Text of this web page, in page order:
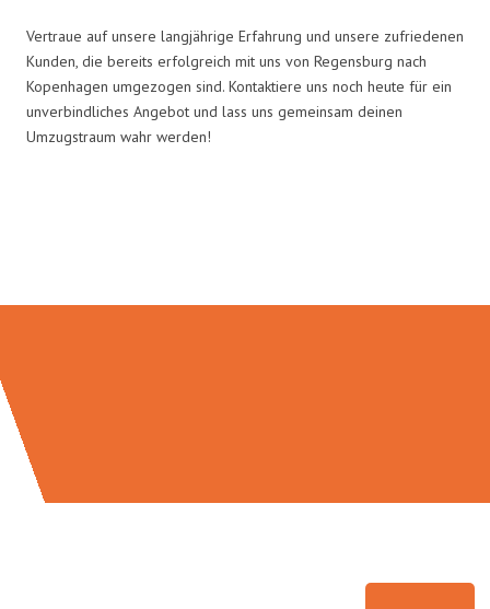
Vertraue auf unsere langjährige Erfahrung und unsere zufriedenen
Kunden, die bereits erfolgreich mit uns von Regensburg nach
Kopenhagen umgezogen sind. Kontaktiere uns noch heute für ein
unverbindliches Angebot und lass uns gemeinsam deinen
Umzugstraum wahr werden!